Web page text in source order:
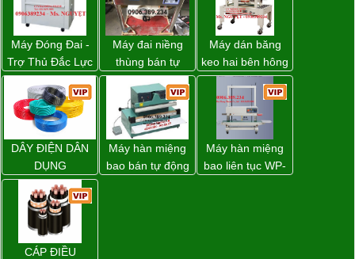
Máy Đóng Đai -
Trợ Thủ Đắc Lực
Cho Mọi Doanh
Nghiệp Trong
Khâu Đóng Gói
Máy đai niềng
thùng bán tự
động D53XS2
của hãng
Strapack Nhật
Máy dán băng
keo hai bên hông
thùng carton
WP-5050SA giá
rẻ Miền Nam
DÂY ĐIỆN DÂN
DỤNG
Máy hàn miệng
bao bán tự động
Máy hàn miệng
bao liên tục WP-
CÁP ĐIỀU